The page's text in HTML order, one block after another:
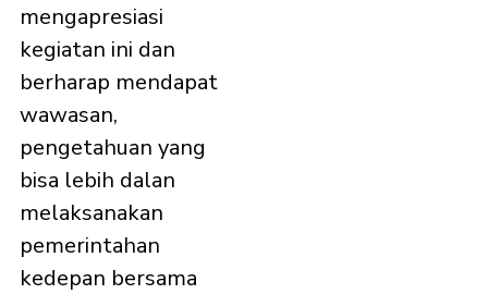
mengapresiasi
kegiatan ini dan
berharap mendapat
wawasan,
pengetahuan yang
bisa lebih dalan
melaksanakan
pemerintahan
kedepan bersama